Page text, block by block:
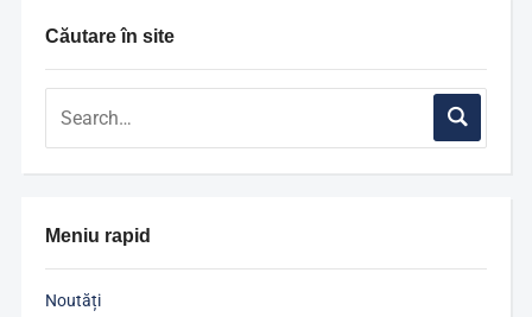
Căutare în site
Meniu rapid
Noutăți